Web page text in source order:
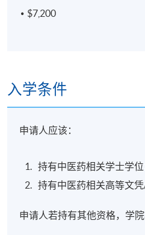
$7,200
入学条件
申请人应该：
持有中医药相关学士学
持有中医药相关高等文凭
申请人若持有其他资格，学